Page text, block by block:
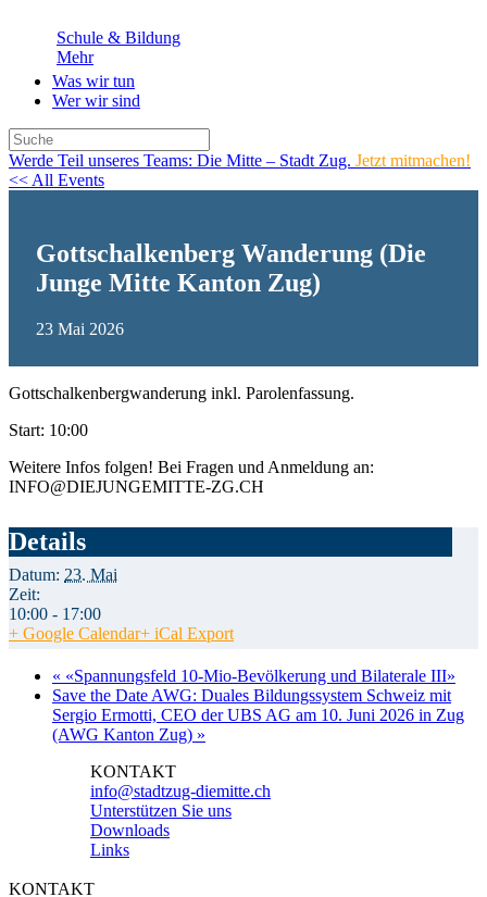
Schule & Bildung
Mehr
Was wir tun
Wer wir sind
Werde Teil unseres Teams: Die Mitte – Stadt Zug. Jetzt mitmachen!
<< All Events
Gottschalkenberg Wanderung (Die
Junge Mitte Kanton Zug)
23 Mai 2026
Gottschalkenbergwanderung inkl. Parolenfassung.
Start: 10:00
Weitere Infos folgen! Bei Fragen und Anmeldung an:
INFO@DIEJUNGEMITTE-ZG.CH
Details
Datum: 23. Mai
Zeit:
10:00 - 17:00
+ Google Calendar+ iCal Export
« «Spannungsfeld 10-Mio-Bevölkerung und Bilaterale III»
Save the Date AWG: Duales Bildungssystem Schweiz mit
Sergio Ermotti, CEO der UBS AG am 10. Juni 2026 in Zug
(AWG Kanton Zug) »
KONTAKT
info@stadtzug-diemitte.ch
Unterstützen Sie uns
Downloads
Links
KONTAKT